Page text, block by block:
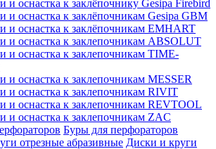
и оснастка к заклёпочнику Gesipa Firebird
и оснастка к заклёпочникам Gesipa GBM
и оснастка к заклёпочникам EMHART
и оснастка к заклепочникам ABSOLUT
и оснастка к заклепочникам TIME-
и оснастка к заклепочникам MESSER
и оснастка к заклепочникам RIVIT
и оснастка к заклепочникам REVTOOL
и оснастка к заклепочникам ZAC
Буры для перфораторов
Диски и круги